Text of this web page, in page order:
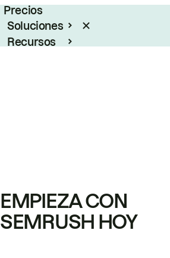
Precios
Soluciones
Recursos
EMPIEZA CON
SEMRUSH HOY